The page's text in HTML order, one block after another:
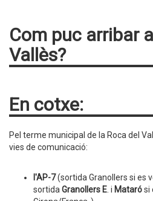
Com puc arribar
Vallès?
En cotxe:
Pel terme municipal de la Roca del
vies de comunicació:
l'AP-7(sortida Granollers si es
sortida Granollers E . i Matarósi